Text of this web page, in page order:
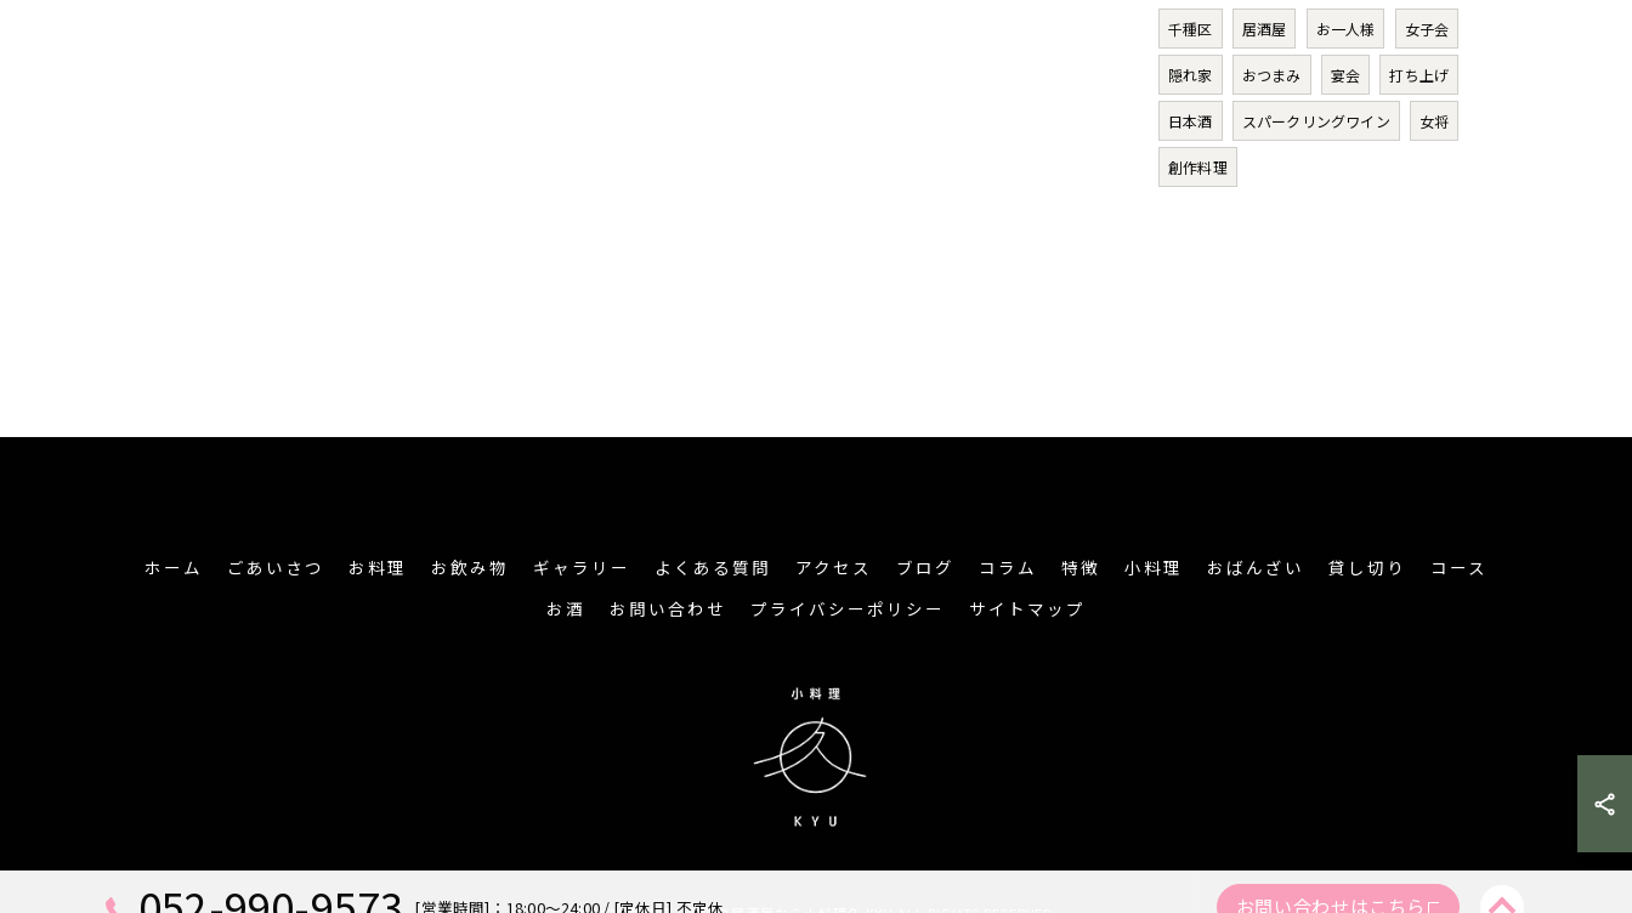
千種区 居酒屋 お一人様 女子会
隠れ家 おつまみ 宴会 打ち上げ
日本酒 スパークリングワイン 女将
創作料理
[営業時間]：18:00～24:00 / [定休日] 不定休 お問い合わせはこちら
ホーム ごあいさつ お料理 お飲み物 ギャラリー よくある質問 アクセス ブログ コラム 特徴 小料理 おばんざい 貸し切り
コース
お酒
お問い合わせ プライバシーポリシー サイトマップ